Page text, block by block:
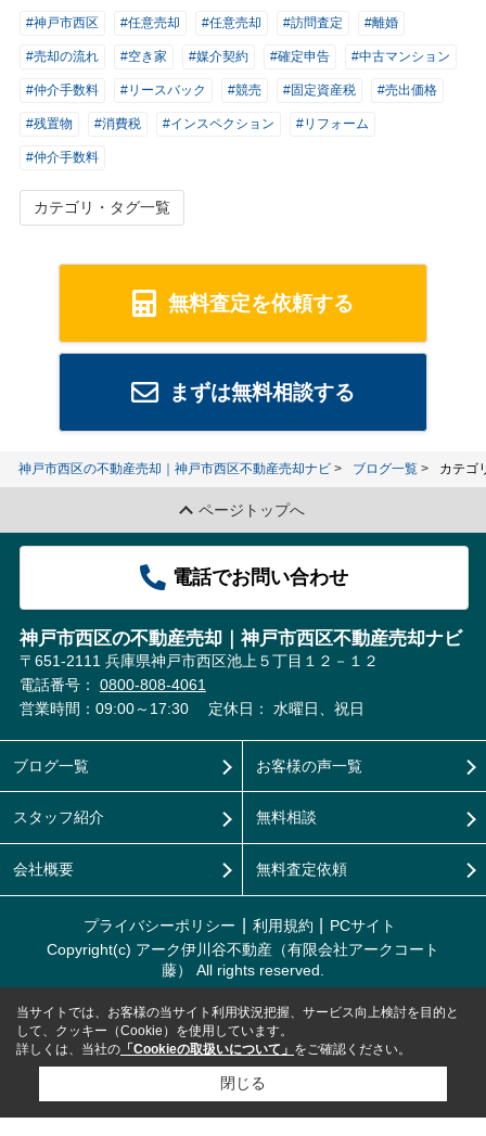
#神戸市西区 #任意売却 #任意売却 #訪問査定 #離婚
#売却の流れ #空き家 #媒介契約 #確定申告 #中古マンション
#仲介手数料 #リースバック #競売 #固定資産税 #売出価格
#残置物 #消費税 #インスペクション #リフォーム
#仲介手数料
カテゴリ・タグ一覧
無料査定を依頼する
まずは無料相談する
神戸市西区の不動産売却｜神戸市西区不動産売却ナビ ブログ一覧 カテゴ
ページトップへ
電話でお問い合わせ
神戸市西区の不動産売却｜神戸市西区不動産売却ナビ
〒651-2111 兵庫県神戸市西区池上５丁目１２－１２
電話番号： 0800-808-4061
営業時間：09:00～17:30
定休日： 水曜日、祝日
ブログ一覧
スタッフ紹介
会社概要
お客様の声一覧
無料相談
無料査定依頼
プライバシーポリシー 利用規約
PCサイト
Copyright(c) アーク伊川谷不動産（有限会社アークコート
藤） All rights reserved.
当サイトでは、お客様の当サイト利用状況把握、サービス向上検討を目的と
して、クッキー（Cookie）を使用しています。
詳しくは、当社の 「Cookieの取扱いについて」 をご確認ください。
閉じる